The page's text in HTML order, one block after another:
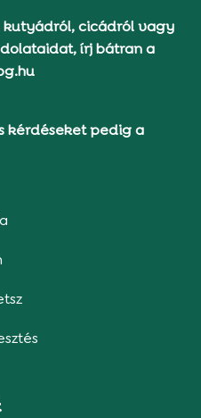
kutyádról, cicádról vagy
írj bátran a
kérdéseket pedig a